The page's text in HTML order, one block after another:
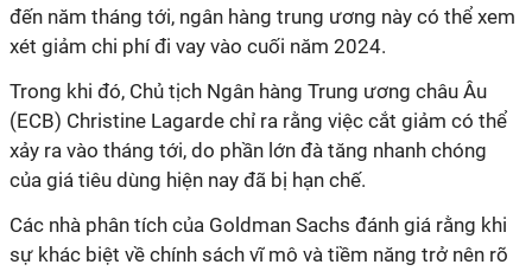
đến năm tháng tới, ngân hàng trung ương này có thể xem
xét giảm chi phí đi vay vào cuối năm 2024.
Trong khi đó, Chủ tịch Ngân hàng Trung ương châu Âu
(ECB) Christine Lagarde chỉ ra rằng việc cắt giảm có thể
xảy ra vào tháng tới, do phần lớn đà tăng nhanh chóng
của giá tiêu dùng hiện nay đã bị hạn chế.
Các nhà phân tích của Goldman Sachs đánh giá rằng khi
sự khác biệt về chính sách vĩ mô và tiềm năng trở nên rõ